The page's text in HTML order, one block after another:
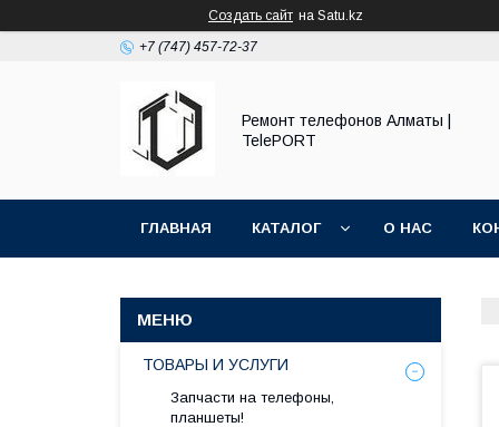
Создать сайт на Satu.kz
+7 (747) 457-72-37
Ремонт телефонов Алматы |
TelePORT
ГЛАВНАЯ КАТАЛОГ О НАС
ТОВАРЫ И УСЛУГИ
Запчасти на телефоны,
планшеты!